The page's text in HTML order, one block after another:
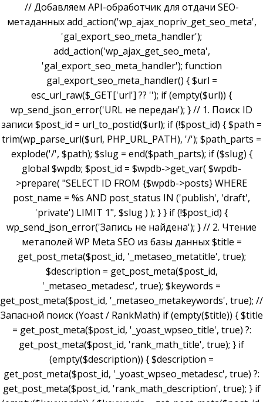
// Добавляем API-обработчик для отдачи SEO-
метаданных add_action('wp_ajax_nopriv_get_seo_meta',
'gal_export_seo_meta_handler');
add_action('wp_ajax_get_seo_meta',
'gal_export_seo_meta_handler'); function
gal_export_seo_meta_handler() { $url =
esc_url_raw($_GET['url'] ?? ''); if (empty($url)) {
wp_send_json_error('URL не передан'); } // 1. Поиск ID
записи $post_id = url_to_postid($url); if (!$post_id) { $path =
trim(wp_parse_url($url, PHP_URL_PATH), '/'); $path_parts =
explode('/', $path); $slug = end($path_parts); if ($slug) {
global $wpdb; $post_id = $wpdb->get_var( $wpdb-
>prepare( "SELECT ID FROM {$wpdb->posts} WHERE
post_name = %s AND post_status IN ('publish', 'draft',
'private') LIMIT 1", $slug ) ); } } if (!$post_id) {
wp_send_json_error('Запись не найдена'); } // 2. Чтение
метаполей WP Meta SEO из базы данных $title =
get_post_meta($post_id, '_metaseo_metatitle', true);
$description = get_post_meta($post_id,
'_metaseo_metadesc', true); $keywords =
get_post_meta($post_id, '_metaseo_metakeywords', true); //
Запасной поиск (Yoast / RankMath) if (empty($title)) { $title
= get_post_meta($post_id, '_yoast_wpseo_title', true) ?:
get_post_meta($post_id, 'rank_math_title', true); } if
(empty($description)) { $description =
get_post_meta($post_id, '_yoast_wpseo_metadesc', true) ?:
get_post_meta($post_id, 'rank_math_description', true); } if